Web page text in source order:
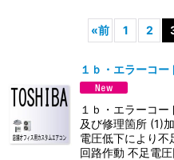
«前 1 2
１ｂ・エラーコー
１ｂ・エラーコ
及び修理箇所 (1)
電圧低下により不
回路作動 不足電